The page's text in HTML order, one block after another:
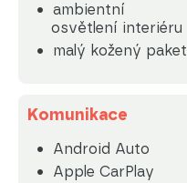
ambientní
osvětlení interiéru
malý kožený paket
Komunikace
Android Auto
Apple CarPlay